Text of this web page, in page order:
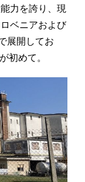
力を誇り、現
ベニアおよび
展開してお
初めて。